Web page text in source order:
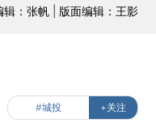
辑：张帆 | 版面编辑：王影
#城投 +关注